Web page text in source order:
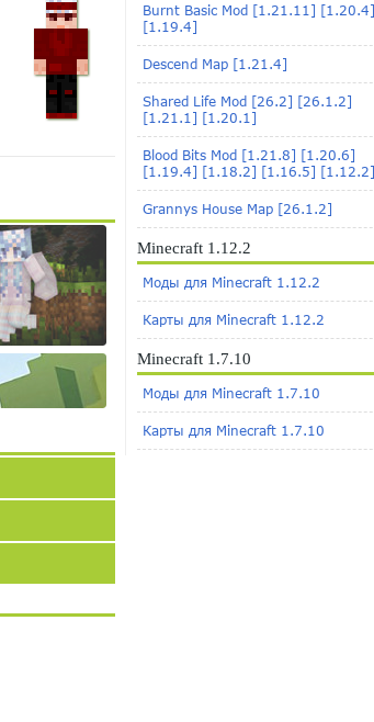
Burnt Basic Mod [1.21.11] [1.20.4]
[1.19.4]
Descend Map [1.21.4]
Shared Life Mod [26.2] [26.1.2]
[1.21.1] [1.20.1]
Blood Bits Mod [1.21.8] [1.20.6]
[1.19.4] [1.18.2] [1.16.5] [1.12.2]
Grannys House Map [26.1.2]
Minecraft 1.12.2
Моды для Minecraft 1.12.2
Карты для Minecraft 1.12.2
Minecraft 1.7.10
Моды для Minecraft 1.7.10
Карты для Minecraft 1.7.10